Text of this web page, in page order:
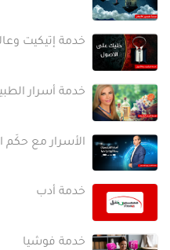
خدمة إتيكيت
خدمة أسرار
الأسرار مع حكَم
خدمة أدب
خدمة فوشيا